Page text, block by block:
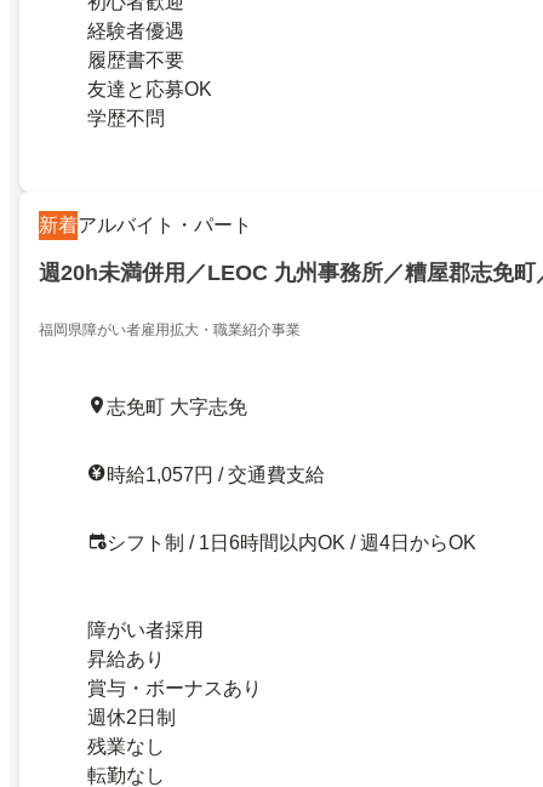
経験者優遇
履歴書不要
友達と応募OK
学歴不問
新着アルバイト・パート
週20h未満併用／LEOC 九州事務所／糟屋郡志免町
福岡県障がい者雇用拡大・職業紹介事業
志免町 大字志免
時給1,057円 / 交通費支給
シフト制 / 1日6時間以内OK / 週4日からOK
障がい者採用
昇給あり
賞与・ボーナスあり
週休2日制
残業なし
転勤なし